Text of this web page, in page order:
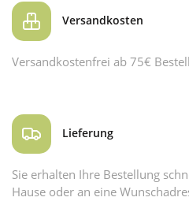
Versandkosten
Versandkostenfrei ab 75€
Lieferung
Sie erhalten Ihre Bestellung
Hause oder an eine